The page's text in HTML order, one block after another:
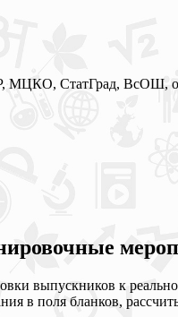
МЦКО, СтатГрад, ВсОШ,
выпускников к
в поля бланков,